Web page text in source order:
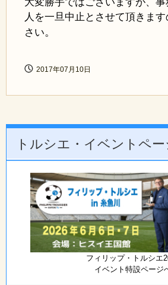
大変勝手ではございますが、
人を一旦中止とさせて頂きま
さい。
2017年07月10日
トルシエ・イベントペー
フィリップ・トルシエ
イベント特設ページ